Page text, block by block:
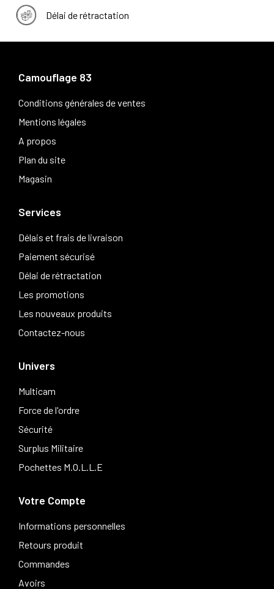
Délai de rétractation
Camouflage 83
Conditions générales de ventes
Mentions légales
A propos
Plan du site
Magasin
Services
Délais et frais de livraison
Paiement sécurisé
Délai de rétractation
Les promotions
Les nouveaux produits
Contactez-nous
Univers
Multicam
Force de l'ordre
Sécurité
Surplus Militaire
Pochettes M.O.L.L.E
Votre Compte
Informations personnelles
Retours produit
Commandes
Avoirs